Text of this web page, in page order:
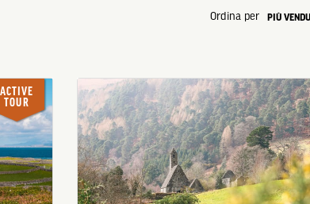
Ordina per PIÙ
ACTIVE
TOUR